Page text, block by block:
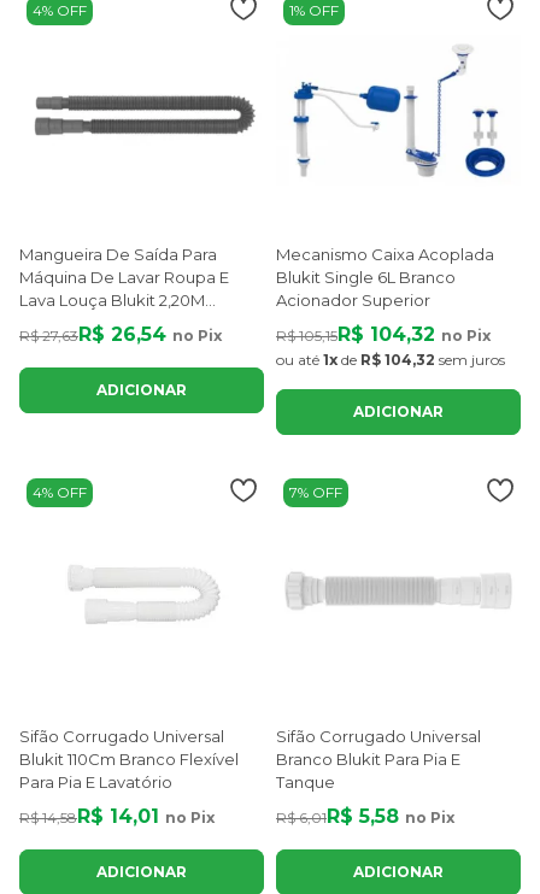
4% OFF
Mangueira De Saída Para
Máquina De Lavar Roupa E
Lava Louça Blukit 2,20M
Universal
R$ 27,63R$ 26,54 no Pix
ADICIONAR
1% OFF
Mecanismo Caixa Acoplada
Blukit Single 6L Branco
Acionador Superior
R$ 105,15R$ 104,32 no Pix
ou até 1x de R$ 104,32 sem juros
ADICIONAR
4% OFF
Sifão Corrugado Universal
Blukit 110Cm Branco Flexível
Para Pia E Lavatório
R$ 14,58R$ 14,01 no Pix
ADICIONAR
7% OFF
Sifão Corrugado Universal
Branco Blukit Para Pia E
Tanque
R$ 6,01R$ 5,58 no Pix
ADICIONAR